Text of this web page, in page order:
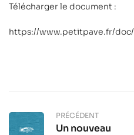
Télécharger le document :
https://www.petitpave.fr/doc/
PRÉCÉDENT
Un nouveau